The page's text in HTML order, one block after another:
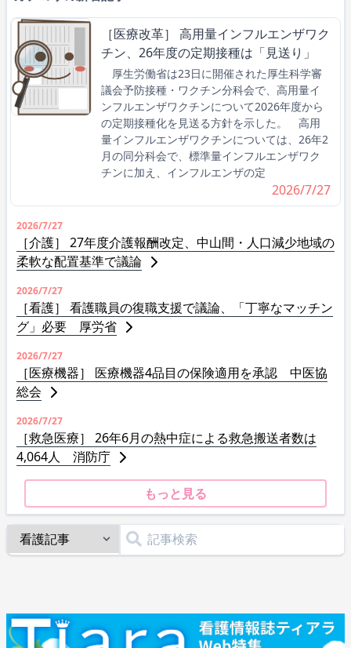
［医療改革］ 高用量インフルエンザワク
チン、26年度の定期接種は「見送り」
厚生労働省は23日に開催された厚生科学審
議会予防接種・ワクチン分科会で、高用量イ
ンフルエンザワクチンについて2026年度から
の定期接種化を見送る方針を示した。 高用
量インフルエンザワクチンについては、26年2
月の同分科会で、標準量インフルエンザワク
チンに加え、インフルエンザの定
2026/7/27
2026/7/27
［介護］ 27年度介護報酬改定、中山間・人口減少地域の
柔軟な配置基準で議論
2026/7/27
［看護］ 看護職員の復職支援で議論、「丁寧なマッチン
グ」必要 厚労省
2026/7/27
［医療機器］ 医療機器4品目の保険適用を承認 中医協
総会
2026/7/27
［救急医療］ 26年6月の熱中症による救急搬送者数は
4,064人 消防庁
もっと見る